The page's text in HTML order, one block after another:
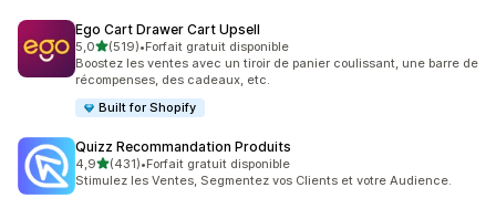
Ego Cart Drawer Cart Upsell
5,0étoile(s) sur 5
(519)
519 avis au total
•Forfait gratuit disponible
Boostez les ventes avec un tiroir de panier coulissant, une barre de
récompenses, des cadeaux, etc.
Built for Shopify
Quizz Recommandation Produits
4,9étoile(s) sur 5
(431)
431 avis au total
•Forfait gratuit disponible
Stimulez les Ventes, Segmentez vos Clients et votre Audience.